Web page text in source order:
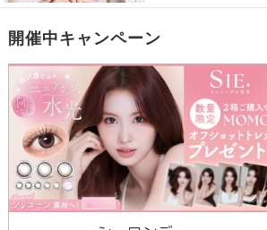
開催中キャンペーン